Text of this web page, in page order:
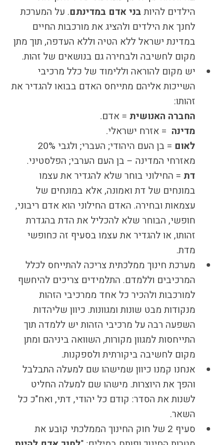
הילדים להיות בני אדם במדינתם. על המערכת
לחנך את הילדים ולהציג את מורכבות החיים
במדינת ישראל ללא הטיה וללא העדפה, תוך מתן
מקום לחשיבה ולבחירה גם בנושאים של זהות.
יש מקום להוראה וללימוד של כלל מרכיבי
השייכות אליהם מתייחס האדם בבואו להגדיר את
זהותו:
החברה האנושית = אדם.
מדינה = אזרח ישראלי.
לאום
= בן העם היהודי; העברי; ולגבי 20%
מאזרחי המדינה – בן העם הערבי; הפלסטיני.
דת = החילוני בוחר שלא להגדיר את עצמו
במונחים של דת ואמונה, אלא במונחים של
עצמאות ובחירה. האדם החילוני הוא אדם ריבוני,
חופשי, הבוחר שלא להכליל את הדת בהגדרת
זהותו, או להגדיר את עצמו בסעיף זה כחופשי
מדת.
מערכת חינוך ממלכתית צריכה להתייחס לכלל
המרכיבים וללמדם. התלמידים צריכים להיחשף
למורכבות ולהכיר כל אחד ממרכיבי הזהות
מנקודות מבט שונות ומגוונות. כיוון שליהדות
השפעה רבה על מרכיבי הזהות יש ללמדה תוך
התייחסות למגוון מקורות, השוואה ביניהם ומתן
מקום לחשיבה ביקורתית ולספקנות.
אנחנו קמנו כיוון שמישהו שם למעלה התבלבל
והפך את היוצרות. מישהו שם למעלה החליט
לשנות את הסדר: קודם כל יהודי, דתי, ואח"כ כל
השאר.
סעיף 2 של חוק החינוך הממלכתי קובע את